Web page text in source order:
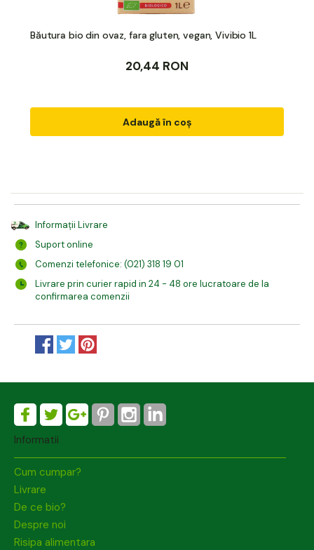
Băutura bio din ovaz, fara gluten, vegan, Vivibio 1L
20,44 RON
Adaugă în coș
Informații Livrare
Suport online
Comenzi telefonice: (021) 318 19 01
Livrare prin curier rapid in 24 - 48 ore lucratoare de la
confirmarea comenzii
Informatii
Cum cumpar?
Livrare
De ce bio?
Despre noi
Risipa alimentara